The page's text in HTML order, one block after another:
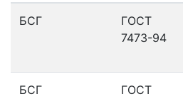
БСГ
ГОСТ
7473-94
БСГ
ГОСТ